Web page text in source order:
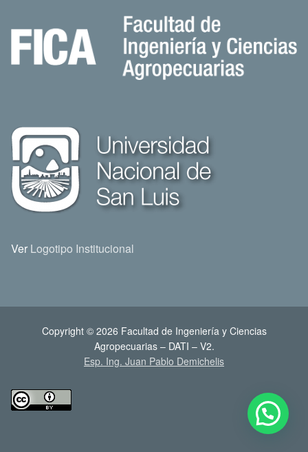
Ver Logotipo Institucional
Copyright © 2026 Facultad de Ingeniería y Ciencias
Agropecuarias – DATI – V2.
Esp. Ing. Juan Pablo Demichelis